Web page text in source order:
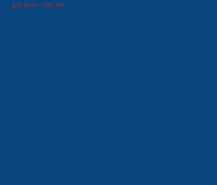
для колеи 1000 мм